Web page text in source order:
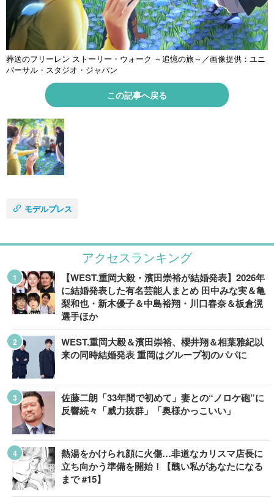
葬送のフリーレン ストーリー・ウォーク ～追憶の旅～／画像提供：ユニ
バーサル・スタジオ・ジャパン
この記事へ戻る
モデルプレス
アクセスランキング
【WEST.重岡大毅・濱田崇裕が結婚発表】2026年
に結婚発表した有名芸能人まとめ 田中みな実＆亀
梨和也・新木優子＆中島裕翔・川口春奈＆板倉滉
選手ほか
WEST.重岡大毅＆濱田崇裕、櫻井翔＆相葉雅紀以
来の同時結婚発表 重岡はグループ初のパパに
佐藤二朗「33年間で初めて」妻との“ノロケ砲”に
反響続々「威力抜群」「奥様かっこいい」
熱湯をかけられ顔に火傷…非道なカリスマ店長に
立ち向かう準備を開始！【醜い私があなたになる
まで #15】